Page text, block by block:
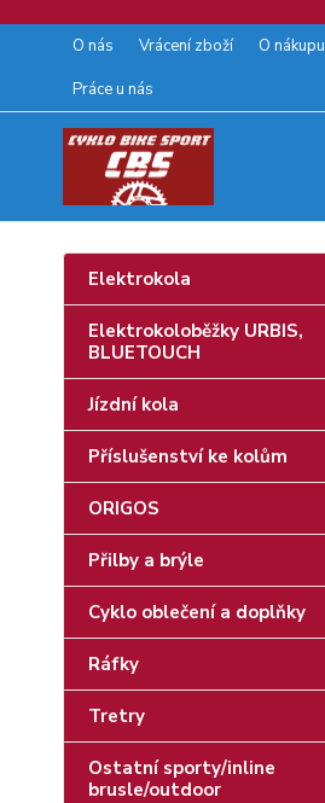
O nás Vrácení zboží O nákupu
Práce u nás
Elektrokola
Elektrokoloběžky URBIS,
BLUETOUCH
Jízdní kola
Příslušenství ke kolům
ORIGOS
Přilby a brýle
Cyklo oblečení a doplňky
Ráfky
Tretry
Ostatní sporty/inline
brusle/outdoor